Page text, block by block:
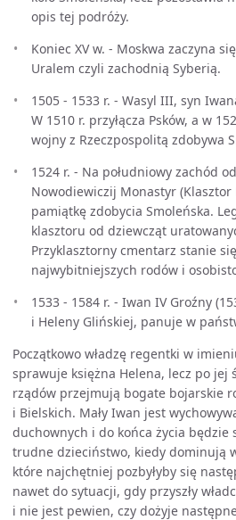
opis tej podróży.
Koniec XV w. - Moskwa zaczyna
Uralem czyli zachodnią Syberią.
1505 - 1533 r. - Wasyl III, syn
W 1510 r. przyłącza Psków, a w
wojny z Rzeczpospolitą zdobywa
1524 r. - Na południowy zachód
Nowodiewiczij Monastyr (Klasztor
pamiątkę zdobycia Smoleńska.
klasztoru od dziewcząt
Przyklasztorny cmentarz stanie
najwybitniejszych rodów i
1533 - 1584 r. - Iwan IV Groźny
i Heleny Glińskiej, panuje w
Początkowo władzę regentki w
sprawuje księżna Helena, lecz po jej
rządów przejmują bogate bojarskie
i Bielskich. Mały Iwan jest
duchownych i do końca życia będzie
trudne dzieciństwo, kiedy dominują
które najchętniej pozbyłyby się
nawet do sytuacji, gdy przyszły
i nie jest pewien, czy dożyje